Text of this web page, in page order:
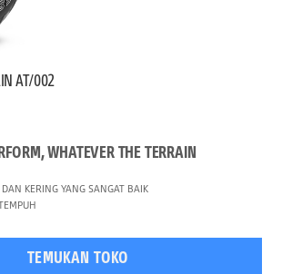
AT/002
WHATEVER THE TERRAIN
KERING YANG SANGAT BAIK
TEMUKAN TOKO